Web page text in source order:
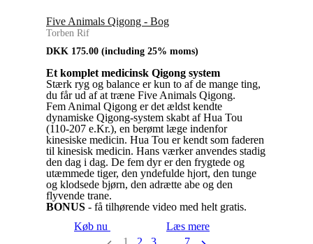
Five Animals Qigong - Bog
Torben Rif
DKK 175.00 (including 25% moms)
Et komplet medicinsk Qigong system
Stærk ryg og balance er kun to af de mange ting,
du får ud af at træne Five Animals Qigong.
Fem Animal Qigong er det ældst kendte
dynamiske Qigong-system skabt af Hua Tou
(110-207 e.Kr.), en berømt læge indenfor
kinesiske medicin. Hua Tou er kendt som faderen
til kinesisk medicin. Hans værker anvendes stadig
den dag i dag. De fem dyr er den frygtede og
utæmmede tiger, den yndefulde hjort, den tunge
og klodsede bjørn, den adrætte abe og den
flyvende trane.
BONUS - få tilhørende video med helt gratis.
Køb nu
Læs mere